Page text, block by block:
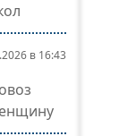
в 16:43